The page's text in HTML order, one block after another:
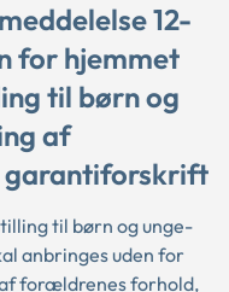
12-
for hjemmet
til børn og
af
til børn og unge-
anbringes uden for
forældrenes forhold,